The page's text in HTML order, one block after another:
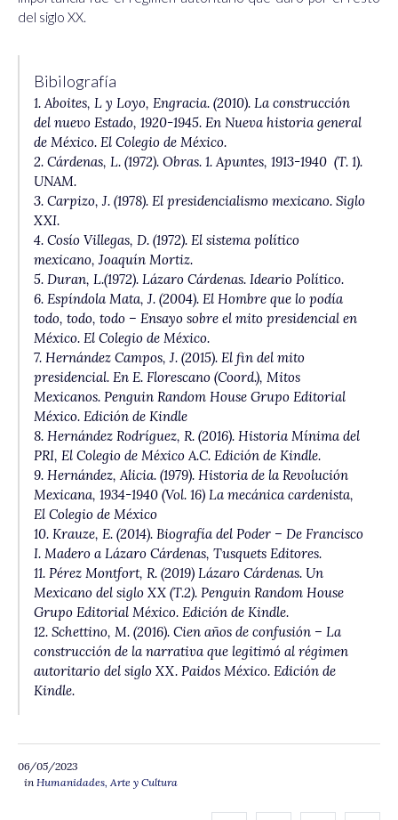
del siglo XX.
Bibilografía
1. Aboites, L y Loyo, Engracia. (2010). La construcción
del nuevo Estado, 1920-1945. En Nueva historia general
de México. El Colegio de México.
2. Cárdenas, L. (1972). Obras. 1. Apuntes, 1913-1940 (T. 1).
UNAM.
3. Carpizo, J. (1978). El presidencialismo mexicano. Siglo
XXI.
4. Cosío Villegas, D. (1972). El sistema político
mexicano, Joaquín Mortiz.
5. Duran, L.(1972). Lázaro Cárdenas. Ideario Político.
6. Espíndola Mata, J. (2004). El Hombre que lo podía
todo, todo, todo – Ensayo sobre el mito presidencial en
México. El Colegio de México.
7. Hernández Campos, J. (2015). El fin del mito
presidencial. En E. Florescano (Coord.), Mitos
Mexicanos. Penguin Random House Grupo Editorial
México. Edición de Kindle
8. Hernández Rodríguez, R. (2016). Historia Mínima del
PRI, El Colegio de México A.C. Edición de Kindle.
9. Hernández, Alicia. (1979). Historia de la Revolución
Mexicana, 1934-1940 (Vol. 16) La mecánica cardenista,
El Colegio de México
10. Krauze, E. (2014). Biografía del Poder – De Francisco
I. Madero a Lázaro Cárdenas, Tusquets Editores.
11. Pérez Montfort, R. (2019) Lázaro Cárdenas. Un
Mexicano del siglo XX (T.2). Penguin Random House
Grupo Editorial México. Edición de Kindle.
12. Schettino, M. (2016). Cien años de confusión – La
construcción de la narrativa que legitimó al régimen
autoritario del siglo XX. Paidos México. Edición de
Kindle.
06/05/2023
in Humanidades, Arte y Cultura